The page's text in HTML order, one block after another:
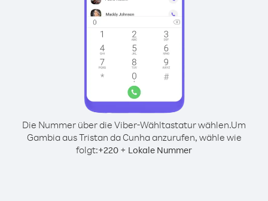
Die Nummer über die Viber-Wähltastatur wählen.Um
Gambia aus Tristan da Cunha anzurufen, wähle wie
folgt:+220 + Lokale Nummer